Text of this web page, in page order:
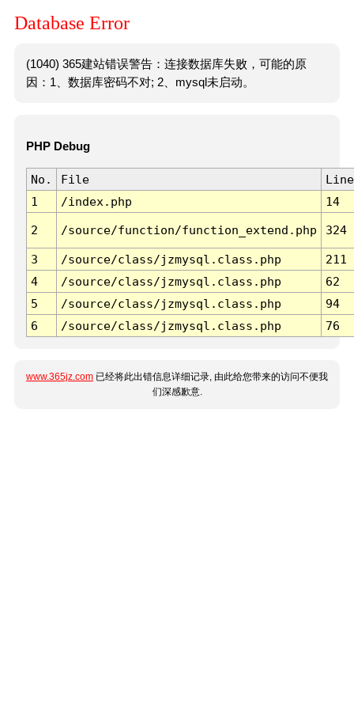
Database Error
(1040) 365建站错误警告：连接数据库失败，可能的原
因：1、数据库密码不对; 2、mysql未启动。
PHP Debug
No. File
Line
1
/index.php 14
2 /source/function/function_extend.php 324
3 /source/class/jzmysql.class.php
211
4
/source/class/jzmysql.class.php
62
5
/source/class/jzmysql.class.php
94
6
/source/class/jzmysql.class.php 76
www.365jz.com 已经将此出错信息详细记录, 由此给您带来的访问不便我
们深感歉意.